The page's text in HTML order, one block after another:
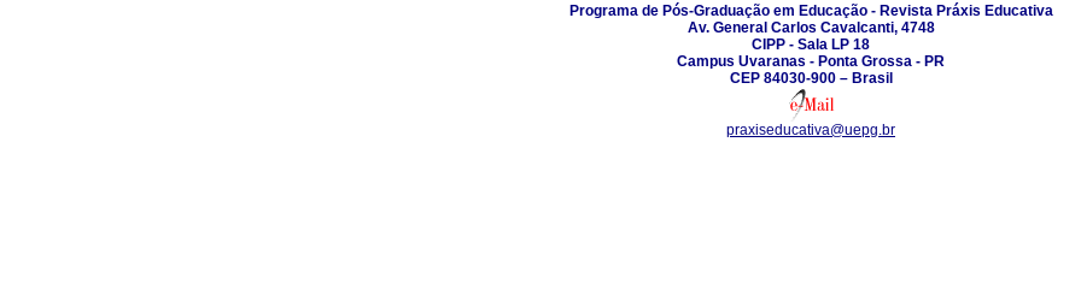
Programa de Pós-Graduação em Educação - Revista Práxis Educativa
Av. General Carlos Cavalcanti, 4748
CIPP - Sala LP 18
Campus Uvaranas - Ponta Grossa - PR
CEP 84030-900 – Brasil
praxiseducativa@uepg.br